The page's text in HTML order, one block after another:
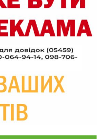
Богдана Ємця (ВІДЕО)
дефіциту: чому в
до зими та
засідання виконкому
ради
«Нас тримає віра в
додому»